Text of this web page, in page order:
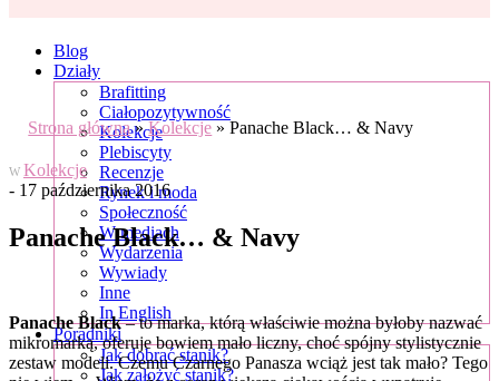
Blog
Działy
Brafitting
Ciałopozytywność
Kolekcje
Plebiscyty
Recenzje
Rynek i moda
Społeczność
W mediach
Wydarzenia
Wywiady
Inne
In English
Poradniki
Jak dobrać stanik?
Jak założyć stanik?
Strona główna»Kolekcje »Panache Black… & Navy
W Kolekcje
- 17 października 2016
Panache Black… & Navy
Panache Black– to marka, którą właściwie można byłoby nazwać
mikromarką, oferuje bowiem mało liczny, choć spójny stylistycznie
zestaw modeli. Czemu Czarnego Panasza wciąż jest tak mało? Tego